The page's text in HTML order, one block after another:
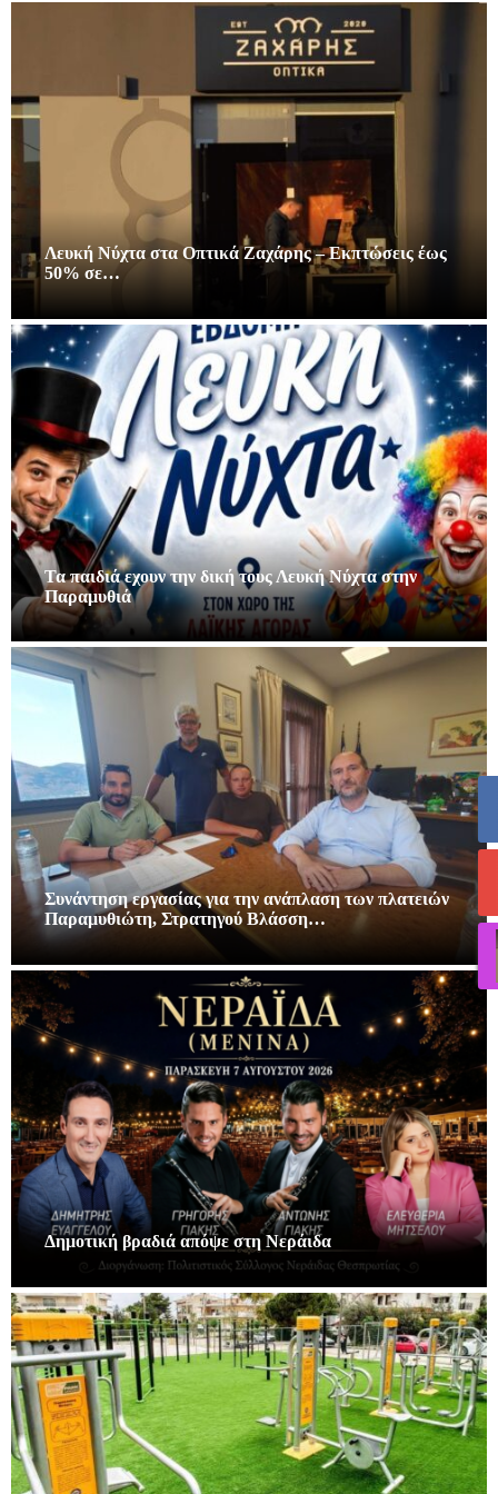
Λευκή Νύχτα στα Οπτικά Ζαχάρης – Εκπτώσεις έως
50% σε…
Τα παιδιά εχουν την δική τους Λευκή Νύχτα στην
Παραμυθιά
Συνάντηση εργασίας για την ανάπλαση των πλατειών
Παραμυθιώτη, Στρατηγού Βλάσση…
Δημοτική βραδιά απόψε στη Νεράιδα